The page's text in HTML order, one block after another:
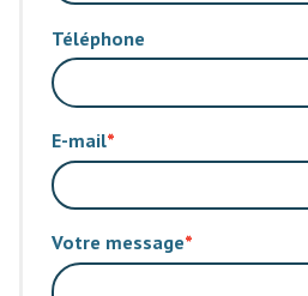
Téléphone
E-mail
Votre message